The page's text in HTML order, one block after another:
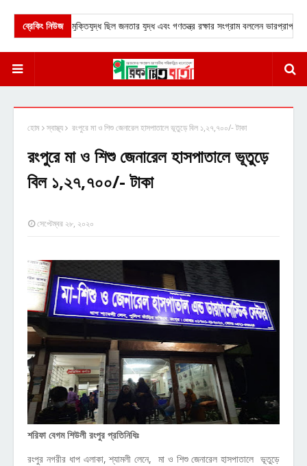
ব্রেকিং নিউজ
★মুক্তিযুদ্ধ ছিল জনতার যুদ্ধ এবং গণতন্ত্র রক্ষার সংগ্রাম বললেন ভারপ্রাপ্ত
হোম স্বাস্থ্য রংপুরে মা ও শিশু জেনারেল হাসপাতালে ভূতুড়ে বিল ১,২৭,৭০০/- টাকা
রংপুরে মা ও শিশু জেনারেল হাসপাতালে ভূতুড়ে
বিল ১,২৭,৭০০/- টাকা
সেপ্টেম্বর ২৮, ২০২০
শরিফা বেগম শিউলী রংপুর প্রতিনিধিঃ
রংপুর নগরীর ধাপ এলাকা, শ্যামলী লেনে, মা ও শিশু জেনারেল হাসপাতালে ভূতুড়ে